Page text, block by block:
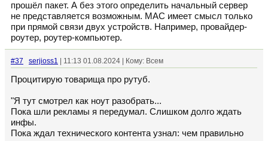
прошёл пакет. А без этого определить начальный сервер
не представляется возможным. MAC имеет смысл только
при прямой связи двух устройств. Например, провайдер-
роутер, роутер-компьютер.
#37 serjioss1 | 11:13 01.08.2024 | Кому: Всем
Процитирую товарища про рутуб.
"Я тут смотрел как ноут разобрать...
Пока шли рекламы я передумал. Слишком долго ждать
инфы.
Пока ждал технического контента узнал: чем правильно